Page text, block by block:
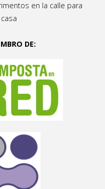
en la calle para
DE: